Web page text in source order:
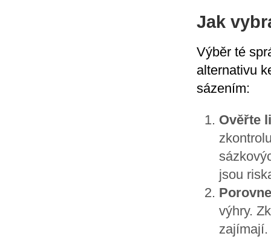
Jak
Výběr té
alternativu
sázením:
Ověřte
jsou
výhry.
zajímají.